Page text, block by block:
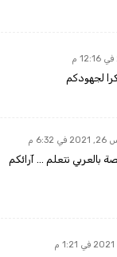
لجهودكم
م
بالعربي نتعلم … آرائكم